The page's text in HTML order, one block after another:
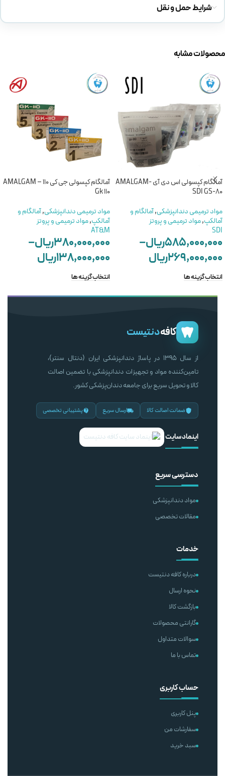
شرایط حمل و نقل
محصولات مشابه
آمالگام کپسولی اس دی آی -AMALGAM
SDI GS-80
مواد ترمیمی دندانپزشکی,آمالگام و
آمالکپ,مواد ترمیمی و پروتز
SDI
۵۸۵,۰۰۰,۰۰۰ریال–
۲۶۹,۰۰۰,۰۰۰ریال
انتخاب گزینه ها
آمالگام کپسولی جی کی 110 – AMALGAM
Gk 110
مواد ترمیمی دندانپزشکی,آمالگام و
آمالکپ,مواد ترمیمی و پروتز
AT&M
۳۸۰,۰۰۰,۰۰۰ریال–
۱۳۸,۰۰۰,۰۰۰ریال
انتخاب گزینه ها
کافهدنتیست
از سال ۱۳۹۵ در پاساژ دندانپزشکی ایران (دنتال سنتر)،
تامین‌کننده مواد و تجهیزات دندانپزشکی با تضمین اصالت
کالا و تحویل سریع برای جامعه دندان‌پزشکی کشور.
ضمانت اصالت کالا ارسال سریع پشتیبانی تخصصی
اینماد سایت
دسترسی سریع
مواد دندانپزشکی
مقالات تخصصی
خدمات
درباره کافه دنتیست
نحوه ارسال
بازگشت کالا
گارانتی محصولات
سوالات متداول
تماس با ما
حساب کاربری
پنل کاربری
سفارشات من
سبد خرید